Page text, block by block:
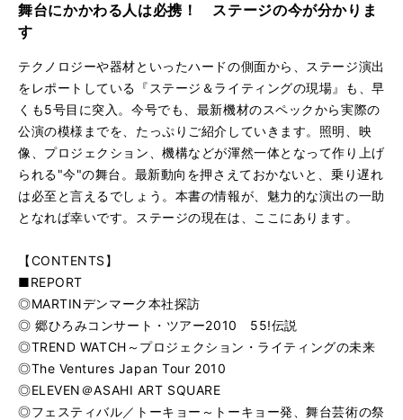
舞台にかかわる人は必携！ ステージの今が分かりま
す
テクノロジーや器材といったハードの側面から、ステージ演出
をレポートしている『ステージ＆ライティングの現場』も、早
くも5号目に突入。今号でも、最新機材のスペックから実際の
公演の模様までを、たっぷりご紹介していきます。照明、映
像、プロジェクション、機構などが渾然一体となって作り上げ
られる"今"の舞台。最新動向を押さえておかないと、乗り遅れ
は必至と言えるでしょう。本書の情報が、魅力的な演出の一助
となれば幸いです。ステージの現在は、ここにあります。
【CONTENTS】
■REPORT
◎MARTINデンマーク本社探訪
◎ 郷ひろみコンサート・ツアー2010 55!伝説
◎TREND WATCH～プロジェクション・ライティングの未来
◎The Ventures Japan Tour 2010
◎ELEVEN＠ASAHI ART SQUARE
◎フェスティバル／トーキョー～トーキョー発、舞台芸術の祭